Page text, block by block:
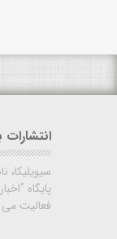
پایگاه
فعالیت